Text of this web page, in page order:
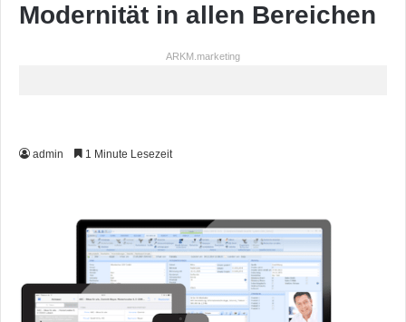
Modernität in allen Bereichen
ARKM.marketing
admin 1 Minute Lesezeit